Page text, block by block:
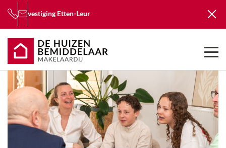
vestiging Etten-Leur